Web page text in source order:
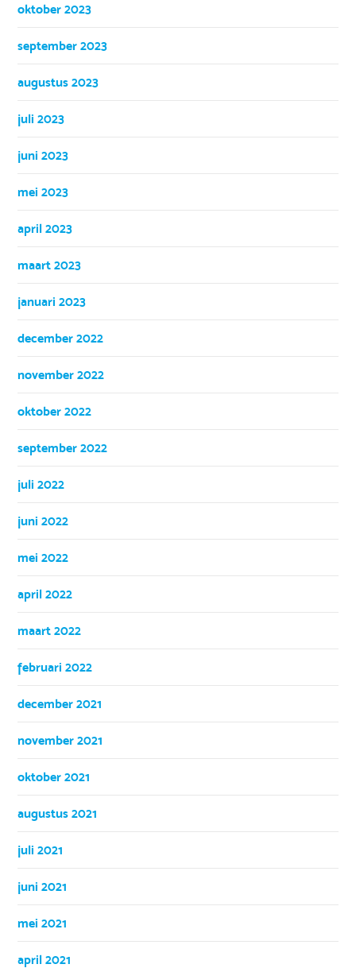
oktober 2023
september 2023
augustus 2023
juli 2023
juni 2023
mei 2023
april 2023
maart 2023
januari 2023
december 2022
november 2022
oktober 2022
september 2022
juli 2022
juni 2022
mei 2022
april 2022
maart 2022
februari 2022
december 2021
november 2021
oktober 2021
augustus 2021
juli 2021
juni 2021
mei 2021
april 2021